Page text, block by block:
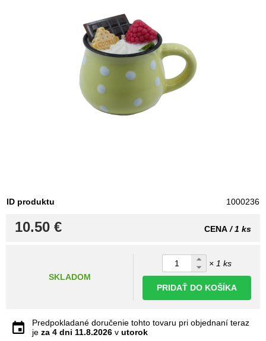
ID produktu 1000236
10.50 € CENA / 1 ks
SKLADOM
× 1 ks
PRIDAŤ DO KOŠÍKA
Predpokladané doručenie tohto tovaru pri objednaní teraz
je za 4 dni 11.8.2026 v utorok